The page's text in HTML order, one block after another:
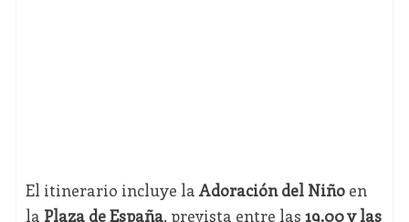
El itinerario incluye la Adoración del Niñoen
la Plaza de España, prevista entre las 19.00 y las